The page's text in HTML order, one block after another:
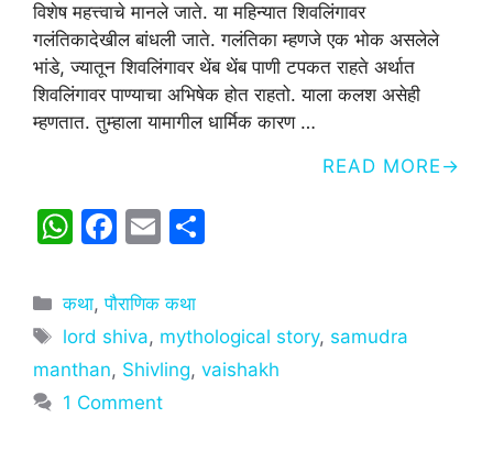
विशेष महत्त्वाचे मानले जाते. या महिन्यात शिवलिंगावर
गलंतिकादेखील बांधली जाते. गलंतिका म्हणजे एक भोक असलेले
भांडे, ज्यातून शिवलिंगावर थेंब थेंब पाणी टपकत राहते अर्थात
शिवलिंगावर पाण्याचा अभिषेक होत राहतो. याला कलश असेही
म्हणतात. तुम्हाला यामागील धार्मिक कारण …
READ MORE
W
at
s
A
p
F
c
e
b
o
E
ai
l
e
Categories
कथा,पौराणिक कथा
Tags
lord shiva, mythological story, samudra
manthan, Shivling, vaishakh
1 Comment